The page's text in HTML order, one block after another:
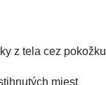
z tela cez pokožku
miest